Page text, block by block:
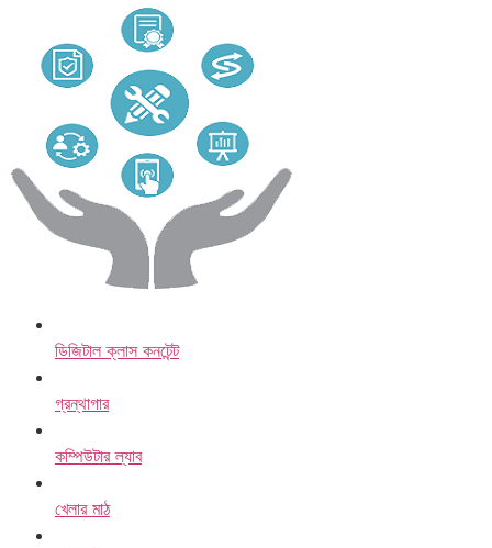
ডিজিটাল ক্লাস কনটেন্ট
গ্রন্থাগার
কম্পিউটার ল্যাব
খেলার মাঠ